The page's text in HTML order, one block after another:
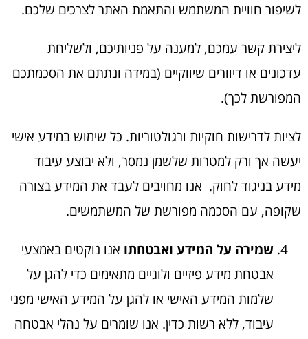
לשיפור חוויית המשתמש והתאמת האתר לצרכים שלכם.
ליצירת קשר עמכם, למענה על פניותיכם, ולשליחת
עדכונים או דיוורים שיווקיים (במידה ונתתם את הסכמתכם
המפורשת לכך).
לציות לדרישות חוקיות ורגולטוריות. כל שימוש במידע אישי
יעשה אך ורק למטרות שלשמן נמסר, ולא יבוצע עיבוד
מידע בניגוד לחוק. אנו מחויבים לעבד את המידע בצורה
שקופה, עם הסכמה מפורשת של המשתמשים.
שמירה על המידע ואבטחתו אנו נוקטים באמצעי
אבטחת מידע פיזיים ולוגיים מתאימים כדי להגן על
שלמות המידע האישי או להגן על המידע האישי מפני
עיבוד, ללא רשות כדין. אנו שומרים על נהלי אבטחה